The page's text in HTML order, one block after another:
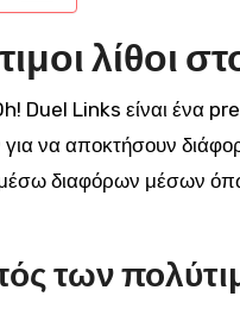
λίθοι
Duel Links είναι ένα
να αποκτήσουν
διαφόρων μέσων
των